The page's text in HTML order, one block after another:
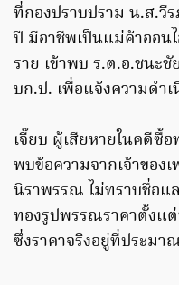
ที่กองปราบปราม น.ส.วี
ปี มีอาชีพเป็นแม่ค้าออน
ราย เข้าพบ ร.ต.อ.ชนะ
บก.ป. เพื่อแจ้งความดำ
เจี๊ยบ ผู้เสียหายในคดีซื้
พบข้อความจากเจ้าของ
นิราพรรณ ไม่ทราบชื่อแ
ทองรูปพรรณราคาตั้งแ
ซึ่งราคาจริงอยู่ที่ประมา